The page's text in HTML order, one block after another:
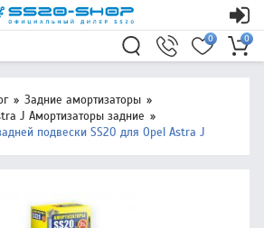
0
0
Задние амортизаторы
J Амортизаторы задние
подвески SS20 для Opel Astra J